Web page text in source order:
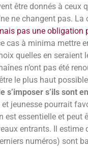
être donnés à ceux
ne changent pas.
pas une obligation
cas à minima mettre
quelles en seraient
n’ont pas été
le plus haut
s’imposer s’ils sont
jeunesse pourrait
essentielle et peut
entrants. Il
numéros) sont